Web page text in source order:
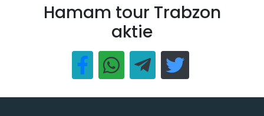
Hamam tour Trabzon
aktie